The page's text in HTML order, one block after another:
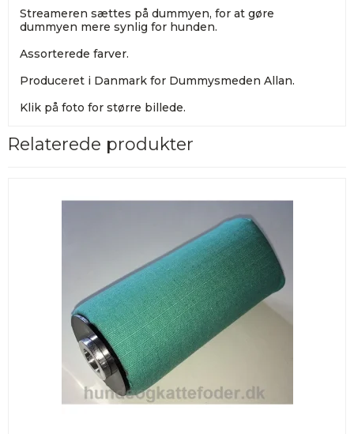
Streameren sættes på dummyen, for at gøre
dummyen mere synlig for hunden.
Assorterede farver.
Produceret i Danmark for Dummysmeden Allan.
Klik på foto for større billede.
Relaterede produkter